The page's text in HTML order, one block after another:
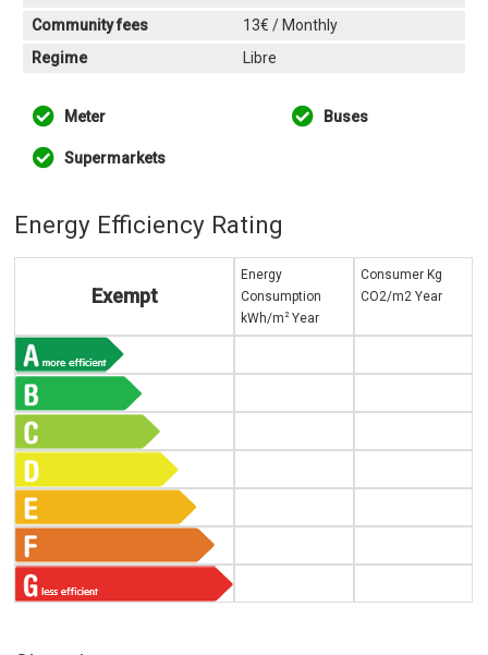
Community fees
13€ / Monthly
Regime
Libre
Meter Buses
Supermarkets
Energy Efficiency Rating
Exempt
Energy
Consumption
kWh/m 2Year
Consumer Kg
CO2/m2 Year